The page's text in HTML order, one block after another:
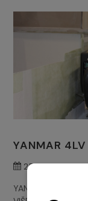
YANMAR
25. svibnja 2021.
YANMAROVA 4LV